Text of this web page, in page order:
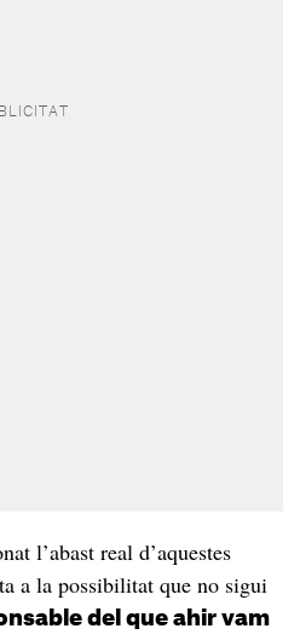
l’abast real d’aquestes
a la possibilitat que no sigui
del que ahir vam